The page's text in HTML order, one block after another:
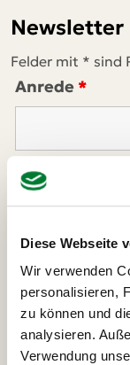
Diese Webseite
Wir verwenden
personalisieren,
zu können und
analysieren.
Verwendung
Newsletter
Felder mit * sind
Anrede *
Vorname
Nachname*